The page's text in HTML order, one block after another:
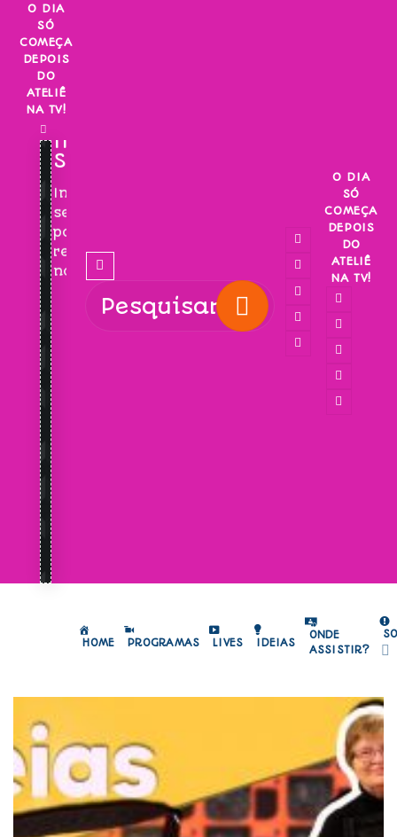
Skip
content
O DIA
SÓ
COMEÇA
DEPOIS
DO
ATELIÊ
NA TV!
INSCREVA-
SE!
Inscreva-
se
para
receber
novidades!
O DIA
SÓ
COMEÇA
DEPOIS
DO
ATELIÊ
NA TV!
HOME PROGRAMAS LIVES IDEIAS
ONDE
ASSISTIR?